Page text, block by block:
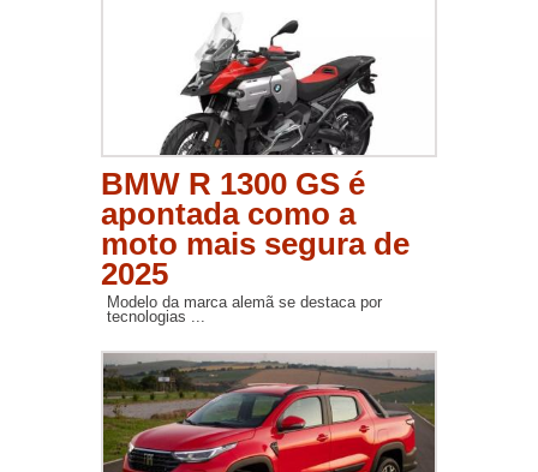
BMW R 1300 GS é
apontada como a
moto mais segura de
2025
Modelo da marca alemã se destaca por
tecnologias ...